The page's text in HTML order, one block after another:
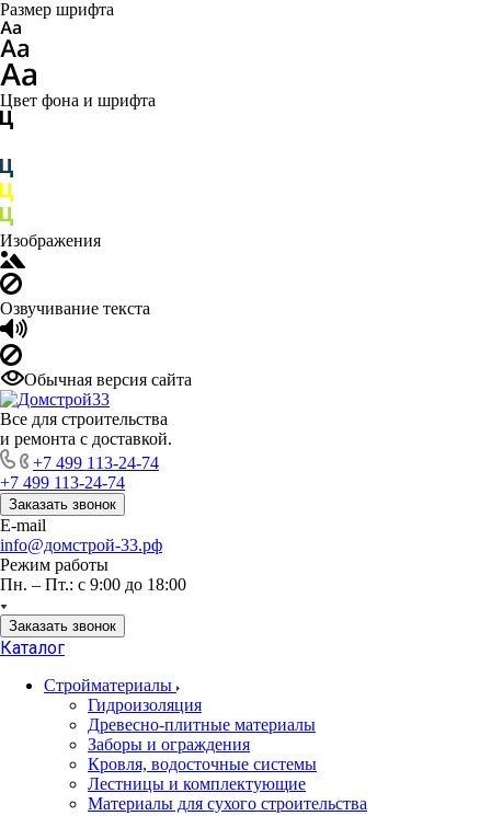
Размер шрифта
Цвет фона и шрифта
Изображения
Озвучивание текста
Обычная версия сайта
Все для строительства
и ремонта с доставкой.
+7 499 113-24-74
+7 499 113-24-74
Заказать звонок
E-mail
info@домстрой-33.рф
Режим работы
Пн. – Пт.: с 9:00 до 18:00
Заказать звонок
Каталог
Стройматериалы
Гидроизоляция
Древесно-плитные материалы
Заборы и ограждения
Кровля, водосточные системы
Лестницы и комплектующие
Материалы для сухого строительства